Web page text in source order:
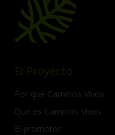
El Proyecto
Por qué Caminos Vivos
Qué es Caminos Vivos
El promotor